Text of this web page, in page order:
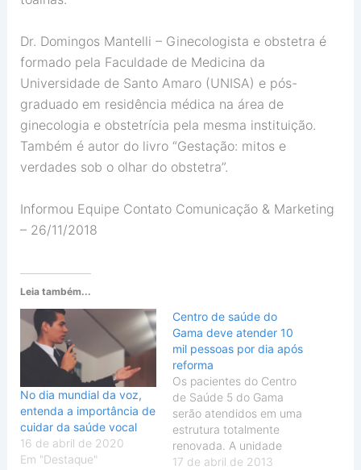
Dr. Domingos Mantelli – Ginecologista e obstetra é
formado pela Faculdade de Medicina da
Universidade de Santo Amaro (UNISA) e pós-
graduado em residência médica na área de
ginecologia e obstetrícia pela mesma instituição.
Também é autor do livro “Gestação: mitos e
verdades sob o olhar do obstetra”.
Informou Equipe Contato Comunicação & Marketing
– 26/11/2018
Leia também...
No dia mundial da voz,
entenda a importância de
cuidar da saúde vocal
16 de abril de 2020
Em "Destaque"
Centro de saúde do
Gama deve atender 10
mil pessoas por dia após
reforma
Os pacientes do Centro
de Saúde 5 do Gama
serão atendidos em uma
estrutura totalmente
renovada. A unidade
recebeu R$ 900 mil de
17 de abril de 2013